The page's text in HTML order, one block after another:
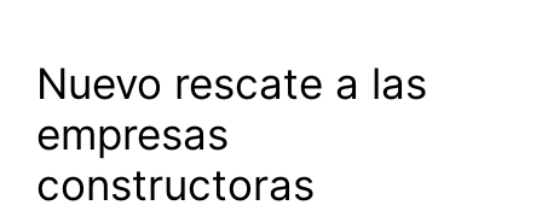
Nuevo rescate a las
empresas
constructoras